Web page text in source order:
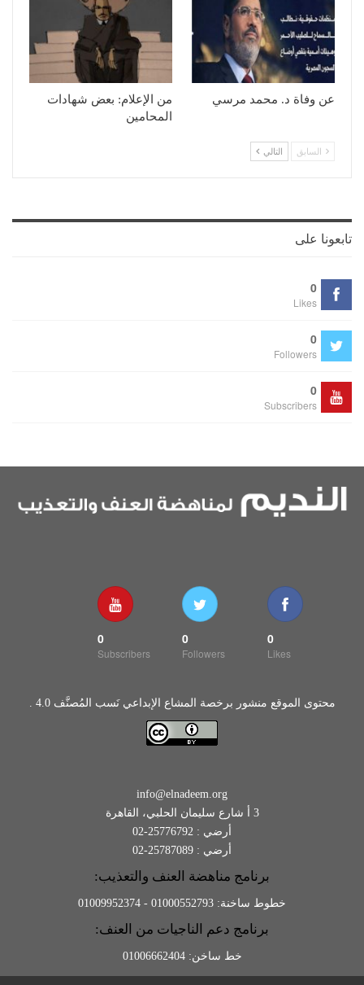
عن وفاة د. محمد مرسي
من الإعلام: بعض شهادات
المحامين
السابق التالي
تابعونا على
0
Likes
0
Followers
0
Subscribers
0
Likes
0
Followers
0
Subscribers
محتوى الموقع منشور برخصة المشاع الإبداعي نَسب المُصنَّف 4.0 .
info@elnadeem.org
3 أ شارع سليمان الحلبي، القاهرة
أرضي : 25776792-02
أرضي : 25787089-02
برنامج مناهضة العنف والتعذيب:
خطوط ساخنة: 01000552793 - 01009952374
برنامج دعم الناجيات من العنف:
خط ساخن: 01006662404